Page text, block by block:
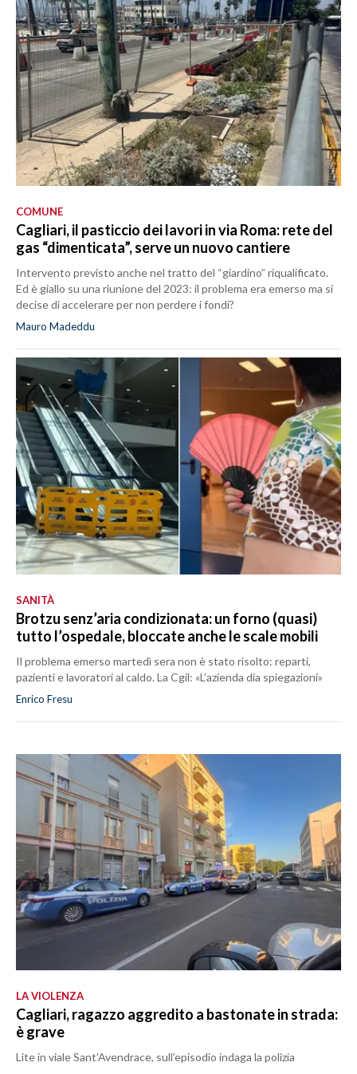
COMUNE
Cagliari, il pasticcio dei lavori in via Roma: rete del
gas “dimenticata”, serve un nuovo cantiere
Intervento previsto anche nel tratto del “giardino” riqualificato.
Ed è giallo su una riunione del 2023: il problema era emerso ma si
decise di accelerare per non perdere i fondi?
Mauro Madeddu
SANITÀ
Brotzu senz’aria condizionata: un forno (quasi)
tutto l’ospedale, bloccate anche le scale mobili
Il problema emerso martedì sera non è stato risolto: reparti,
pazienti e lavoratori al caldo. La Cgil: «L’azienda dia spiegazioni»
Enrico Fresu
LA VIOLENZA
Cagliari, ragazzo aggredito a bastonate in strada:
è grave
Lite in viale Sant’Avendrace, sull’episodio indaga la polizia